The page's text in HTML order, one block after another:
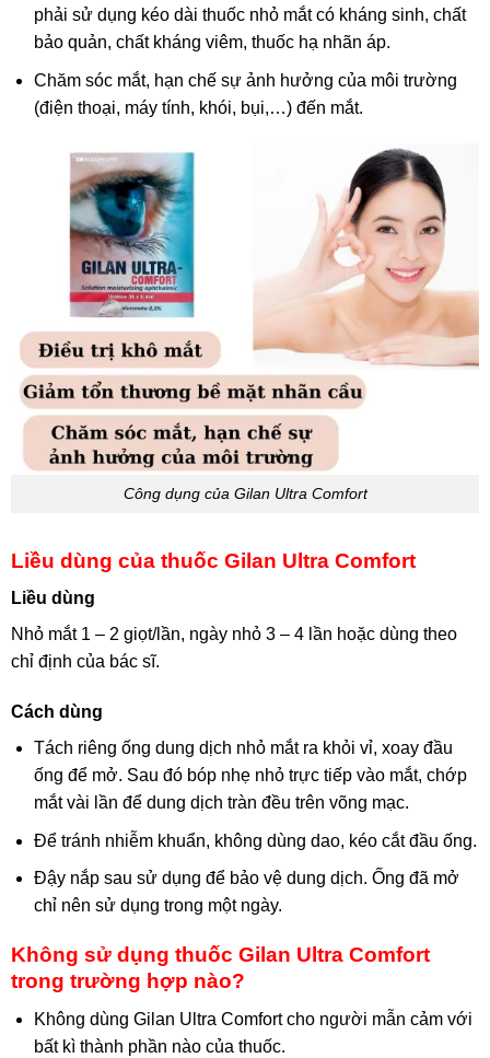
phải sử dụng kéo dài thuốc nhỏ mắt có kháng sinh, chất
bảo quản, chất kháng viêm, thuốc hạ nhãn áp.
Chăm sóc mắt, hạn chế sự ảnh hưởng của môi trường
(điện thoại, máy tính, khói, bụi,…) đến mắt.
Công dụng của Gilan Ultra Comfort
Liều dùng của thuốc Gilan Ultra Comfort
Liều dùng
Nhỏ mắt 1 – 2 giọt/lần, ngày nhỏ 3 – 4 lần hoặc dùng theo
chỉ định của bác sĩ.
Cách dùng
Tách riêng ống dung dịch nhỏ mắt ra khỏi vỉ, xoay đầu
ống để mở. Sau đó bóp nhẹ nhỏ trực tiếp vào mắt, chớp
mắt vài lần để dung dịch tràn đều trên võng mạc.
Để tránh nhiễm khuẩn, không dùng dao, kéo cắt đầu ống.
Đậy nắp sau sử dụng để bảo vệ dung dịch. Ống đã mở
chỉ nên sử dụng trong một ngày.
Không sử dụng thuốc Gilan Ultra Comfort
trong trường hợp nào?
Không dùng Gilan Ultra Comfort cho người mẫn cảm với
bất kì thành phần nào của thuốc.